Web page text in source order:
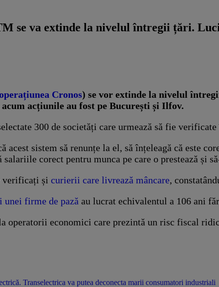
se va extinde la nivelul întregii țări.
Cronos) se vor extinde la nivelul
acțiunile au fost pe București și Ilfov.
300 de societăți care urmează să fie
acest sistem să renunțe la el, să înțeleagă că este
corect pentru munca pe care o prestează și
verificați și curierii care livrează mâncare,
unei firme de pază au lucrat echivalentul a 106 ani
operatorii economici care prezintă un risc fiscal
Transelectrica va putea deconecta marii consumatori industriali